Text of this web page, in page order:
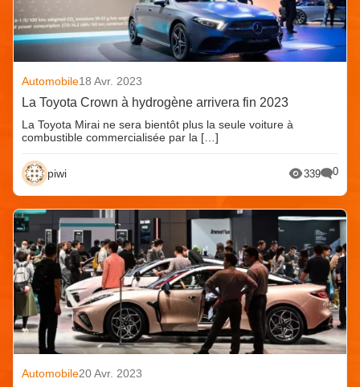
Automobile18 Avr. 2023
La Toyota Crown à hydrogène arrivera fin 2023
La Toyota Mirai ne sera bientôt plus la seule voiture à
combustible commercialisée par la […]
piwi 339 0
Automobile20 Avr. 2023